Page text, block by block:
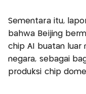
Sementara itu,
bahwa Beijing
chip AI buatan luar
negara, sebagai
produksi chip